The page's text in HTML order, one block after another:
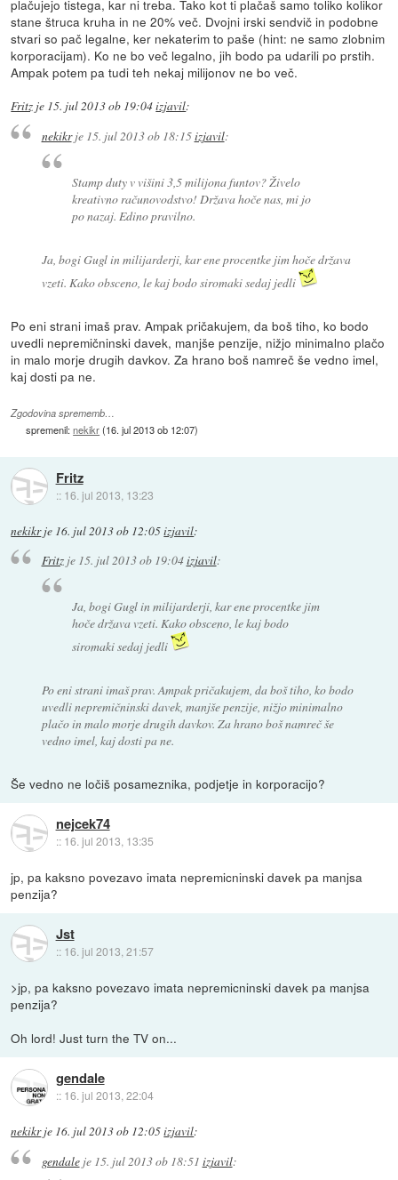
plačujejo tistega, kar ni treba. Tako kot ti plačaš samo toliko kolikor
stane štruca kruha in ne 20% več. Dvojni irski sendvič in podobne
stvari so pač legalne, ker nekaterim to paše (hint: ne samo zlobnim
korporacijam). Ko ne bo več legalno, jih bodo pa udarili po prstih.
Ampak potem pa tudi teh nekaj milijonov ne bo več.
Fritz je 15. jul 2013 ob 19:04izjavil:
nekikrje 15. jul 2013 ob 18:15izjavil:
Stamp duty v višini 3,5 milijona funtov? Živelo
kreativno računovodstvo! Država hoče nas, mi jo
po nazaj. Edino pravilno.
Ja, bogi Gugl in milijarderji, kar ene procentke jim hoče država
vzeti. Kako obsceno, le kaj bodo siromaki sedaj jedli
Po eni strani imaš prav. Ampak pričakujem, da boš tiho, ko bodo
uvedli nepremičninski davek, manjše penzije, nižjo minimalno plačo
in malo morje drugih davkov. Za hrano boš namreč še vedno imel,
kaj dosti pa ne.
Zgodovina sprememb…
spremenil:nekikr(16. jul 2013 ob 12:07)
Fritz
:: 16. jul 2013, 13:23
nekikrje 16. jul 2013 ob 12:05izjavil:
Fritzje 15. jul 2013 ob 19:04izjavil:
Ja, bogi Gugl in milijarderji, kar ene procentke jim
hoče država vzeti. Kako obsceno, le kaj bodo
siromaki sedaj jedli
Po eni strani imaš prav. Ampak pričakujem, da boš tiho, ko bodo
uvedli nepremičninski davek, manjše penzije, nižjo minimalno
plačo in malo morje drugih davkov. Za hrano boš namreč še
vedno imel, kaj dosti pa ne.
Še vedno ne ločiš posameznika, podjetje in korporacijo?
nejcek74
:: 16. jul 2013, 13:35
jp, pa kaksno povezavo imata nepremicninski davek pa manjsa
penzija?
Jst
:: 16. jul 2013, 21:57
>jp, pa kaksno povezavo imata nepremicninski davek pa manjsa
penzija?
Oh lord! Just turn the TV on...
gendale
:: 16. jul 2013, 22:04
nekikrje 16. jul 2013 ob 12:05izjavil:
gendaleje 15. jul 2013 ob 18:51 izjavil: